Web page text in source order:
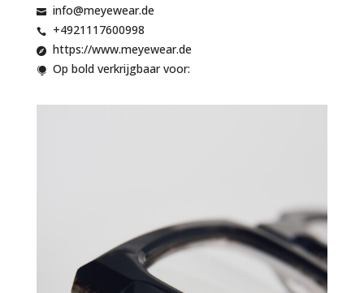
 info@meyewear.de
 +4921117600998
 https://www.meyewear.de
 Op bold verkrijgbaar voor: